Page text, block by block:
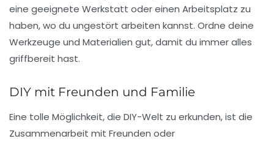
eine geeignete Werkstatt oder einen Arbeitsplatz zu
haben, wo du ungestört arbeiten kannst. Ordne deine
Werkzeuge und Materialien gut, damit du immer alles
griffbereit hast.
DIY mit Freunden und Familie
Eine tolle Möglichkeit, die DIY-Welt zu erkunden, ist die
Zusammenarbeit mit Freunden oder